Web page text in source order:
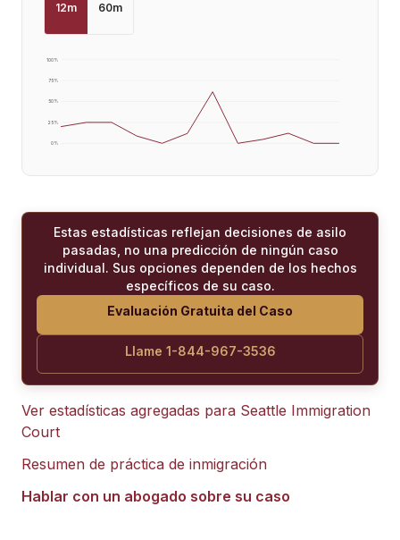
12m 60m
0%
25%
50%
75%
100%
Estas estadísticas reflejan decisiones de asilo
pasadas, no una predicción de ningún caso
individual. Sus opciones dependen de los hechos
específicos de su caso.
Evaluación Gratuita del Caso
Llame 1-844-967-3536
Ver estadísticas agregadas para Seattle Immigration
Court
Resumen de práctica de inmigración
Hablar con un abogado sobre su caso